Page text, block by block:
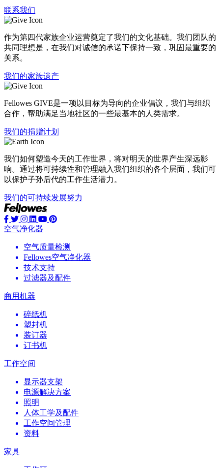
联系我们
作为第四代家族企业运营奠定了我们的文化基础。我们团队的
共同理想是，在我们对诚信的承诺下保持一致，巩固最重要的
关系。
我们的家族遗产
Fellowes GIVE是一项以目标为导向的企业倡议，我们与组织
合作，帮助满足当地社区的一些最基本的人类需求。
我们的捐赠计划
我们如何塑造今天的工作世界，将对明天的世界产生深远影
响。通过将可持续性和管理融入我们组织的各个层面，我们可
以保护子孙后代的工作生活潜力。
我们的可持续发展努力
空气净化器
空气质量检测
Fellowes空气净化器
技术支持
过滤器及配件
商用机器
碎纸机
塑封机
装订器
订书机
工作空间
显示器支架
电源解决方案
照明
人体工学及配件
工作空间管理
资料
家具